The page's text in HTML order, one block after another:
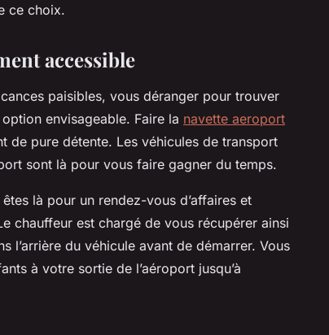
ce choix.
accessible
paisibles, vous déranger pour trouver
envisageable. Faire la navette aeroport
de pure détente. Les véhicules de transport
sont là pour vous faire gagner du temps.
là pour un rendez-vous d’affaires et
chauffeur est chargé de vous récupérer ainsi
l’arrière du véhicule avant de démarrer. Vous
à votre sortie de l’aéroport jusqu’à